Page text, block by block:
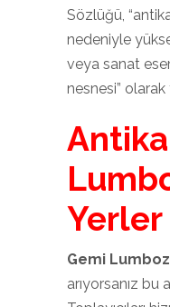
Sözlüğü,
nedeniyle
veya sanat
nesnesi” olarak
Yerler
Gemi
arıyorsanız